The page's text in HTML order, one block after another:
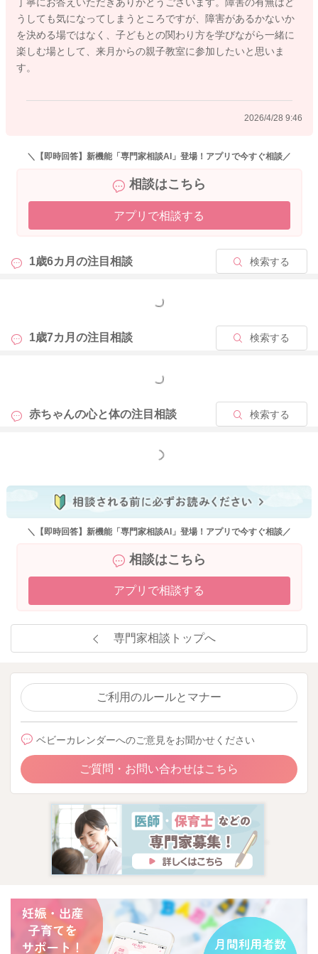
一方で、発語がまだ出ていないこと、言葉の理解がやや不安定
であること
などから、健診で経過を見ていきましょうとなったのだと思い
ます。
いうよりは、今の時期にどんな関わりをしていくと、お子さん
ご不安に寄り添うための場という意味合いが強いものでしょ
お子さんの発達について、色々とお調べくださっていると思い
ますが、この時期は個人差がとても大きいものです。1歳半で言
らっしゃいます。
げたり、指差しを大人が見せてあげる、「ちょうだい」「どう
す。
す。現時点のご様子だけで将来を決めつける必要はありませ
親子教室に参加することも、よいきっかけになりそうですね！
ターが増えると思えるとよいですね😊
2026/4/28 8:29
丁寧にお答えいただきありがとうございます。障害の有無はど
うしても気になってしまうところですが、障害があるかないか
を決める場ではなく、子どもとの関わり方を学びながら一緒に
楽しむ場として、来月からの親子教室に参加したいと思いま
す。
2026/4/28 9:46
＼【即時回答】新機能「専門家相談AI」登場！アプリで今すぐ相談／
相談はこちら
アプリで相談する
1歳6カ月の注目相談 検索する
もっと見る
1歳7カ月の注目相談 検索する
もっと見る
赤ちゃんの心と体の注目相談 検索する
もっと見る
＼【即時回答】新機能「専門家相談AI」登場！アプリで今すぐ相談／
相談はこちら
アプリで相談する
専門家相談トップへ
ご利用のルールとマナー
ベビーカレンダーへのご意見をお聞かせください
ご質問・お問い合わせはこちら